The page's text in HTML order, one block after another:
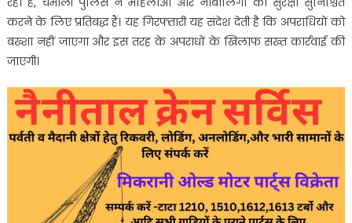
करने के लिए प्रतिबद्ध हैं। यह गिरफ्तारी यह संदेश देती है कि अपराधियों को
बख्शा नहीं जाएगा और इस तरह के अपराधों के खिलाफ सख्त कार्रवाई की
जाएगी।